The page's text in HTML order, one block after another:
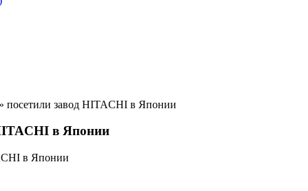
завод HITACHI в Японии
в Японии